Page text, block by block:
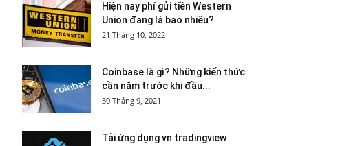
Hiện nay phí gửi tiền Western
Union đang là bao nhiêu?
21 Tháng 10, 2022
Coinbase là gì? Những kiến thức
cần nắm trước khi đầu...
30 Tháng 9, 2021
Tải ứng dụng vn tradingview